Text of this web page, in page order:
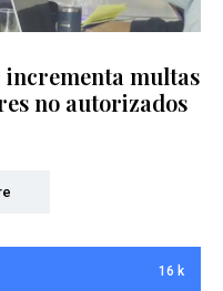
incrementa multas
no autorizados
16 k